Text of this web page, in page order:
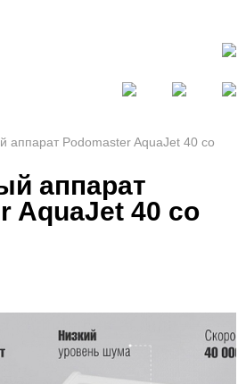
аппарат Podomaster AquaJet 40 со
аппарат
AquaJet 40 со